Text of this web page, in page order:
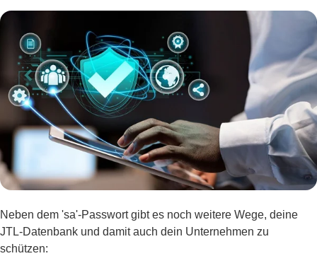
Neben dem 'sa'-Passwort gibt es noch weitere Wege, deine
JTL-Datenbank und damit auch dein Unternehmen zu
schützen: